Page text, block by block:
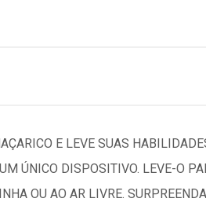
E LEVE SUAS
ÚNICO DISPOSITIVO. LEVE-O
OU AO AR LIVRE.